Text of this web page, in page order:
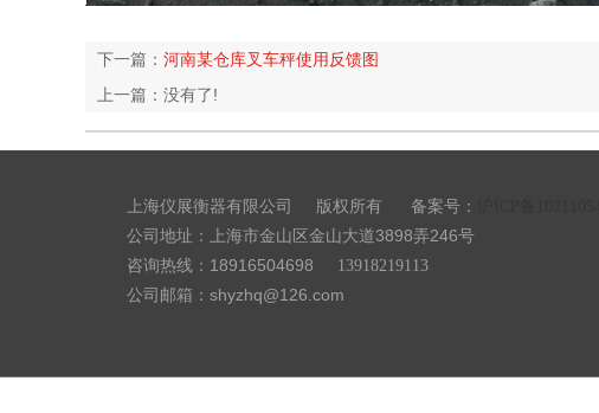
下一篇： 河南某仓库叉车秤使用反馈图
上一篇：没有了!
上海仪展衡器有限公司 版权所有 备案号：
公司地址：上海市金山区金山大道3898弄246号
咨询热线：18916504698
13918219113
公司邮箱：shyzhq@126.com